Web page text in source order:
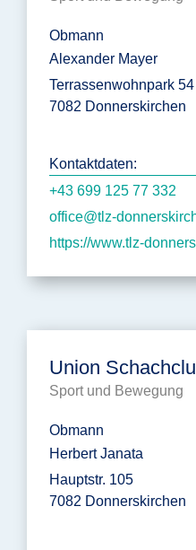
Obmann
Alexander Mayer
Terrassenwohnpark 54
7082 Donnerskirchen
Kontaktdaten:
+43 699 125 77 332
office@tlz-
https://www.tlz-
Union
Sport und Bewegung
Obmann
Herbert Janata
Hauptstr. 105
7082 Donnerskirchen